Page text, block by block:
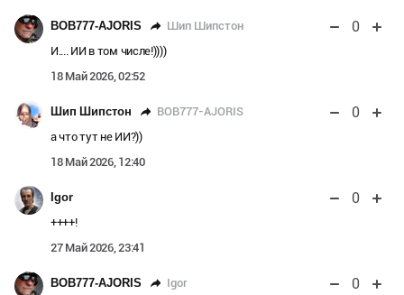
BOB777-AJORIS Шип Шипстон 0
И.... ИИ в том числе!))))
18 Май 2026, 02:52
Шип Шипстон BOB777-AJORIS 0
а что тут не ИИ?))
18 Май 2026, 12:40
Igor 0
++++!
27 Май 2026, 23:41
BOB777-AJORIS Igor 0